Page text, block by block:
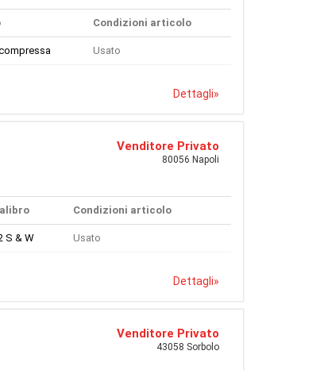
Condizioni articolo
Usato
Dettagli»
Venditore Privato
80056 Napoli
Condizioni articolo
S & W Usato
Dettagli»
Venditore Privato
43058 Sorbolo